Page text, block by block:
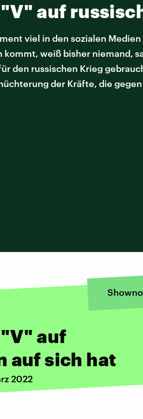
auf
viel in den sozialen
weiß bisher niemand,
den russischen Krieg
der Kräfte, die
auf
auf sich hat
2022